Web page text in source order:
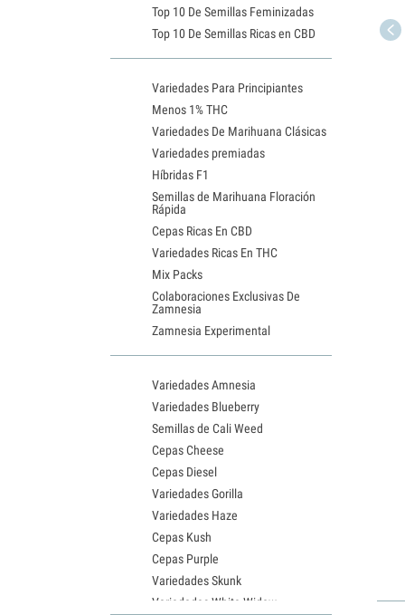
Top 10 De Semillas Feminizadas
Top 10 De Semillas Ricas en CBD
Variedades Para Principiantes
Menos 1% THC
Variedades De Marihuana Clásicas
Variedades premiadas
Híbridas F1
Semillas de Marihuana Floración
Rápida
Cepas Ricas En CBD
Variedades Ricas En THC
Mix Packs
Colaboraciones Exclusivas De
Zamnesia
Zamnesia Experimental
Variedades Amnesia
Variedades Blueberry
Semillas de Cali Weed
Cepas Cheese
Cepas Diesel
Variedades Gorilla
Variedades Haze
Cepas Kush
Cepas Purple
Variedades Skunk
Variedades White Widow